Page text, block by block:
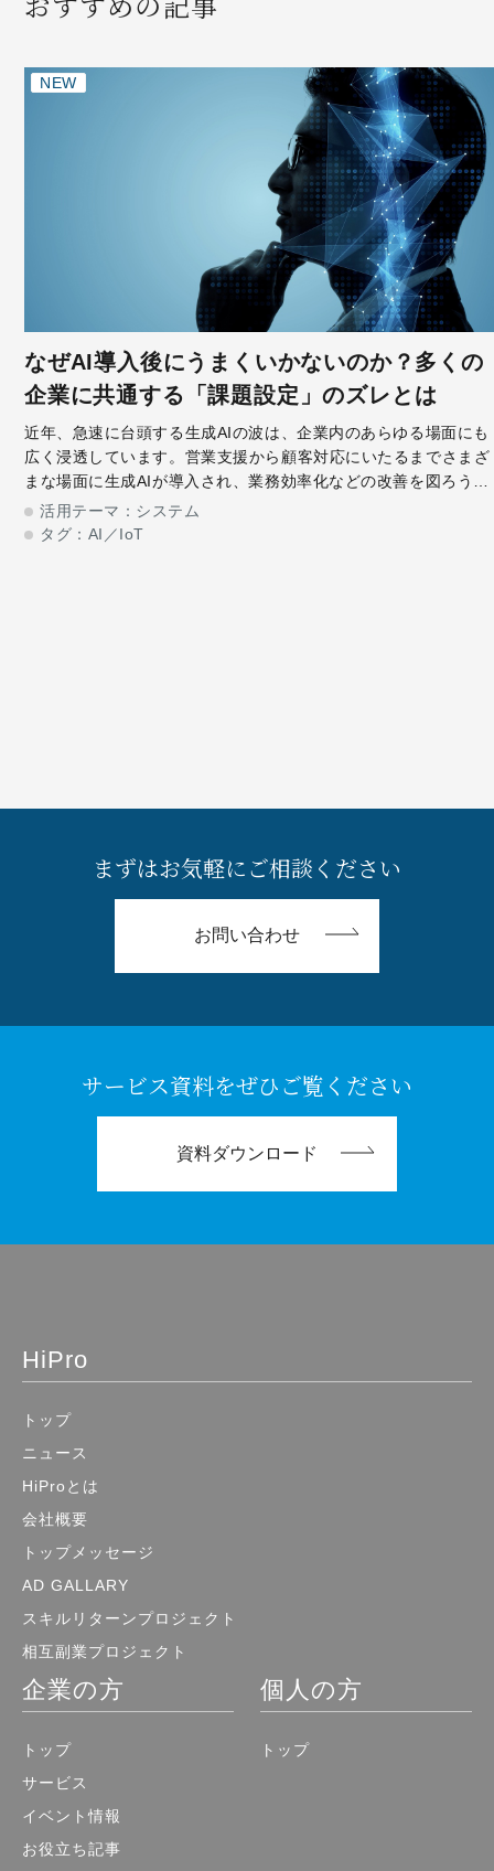
NEW
なぜAI導入後にうまくいかないのか？多くの
企業に共通する「課題設定」のズレとは
近年、急速に台頭する生成AIの波は、企業内のあらゆる場面にも
広く浸透しています。営業支援から顧客対応にいたるまでさまざ
まな場面に生成AIが導入され、業務効率化などの改善を図ろうと
する企業が増えています。その一方で、導入当初の期待感と現状
との間に少なからずギャッ
活用テーマ： システム
タグ： AI／IoT
まずはお気軽にご相談ください
お問い合わせ
サービス資料をぜひご覧ください
資料ダウンロード
HiPro
トップ
ニュース
HiProとは
会社概要
トップメッセージ
AD GALLARY
スキルリターンプロジェクト
相互副業プロジェクト
企業の方
トップ
サービス
イベント情報
お役立ち記事
個人の方
トップ